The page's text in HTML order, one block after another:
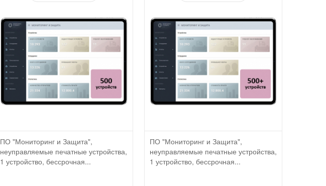
ПО "Мониторинг и Защита",
неуправляемые печатные устройства,
1 устройство, бессрочная...
ПО "Мониторинг и Защита",
неуправляемые печатные устройства,
1 устройство, бессрочная...